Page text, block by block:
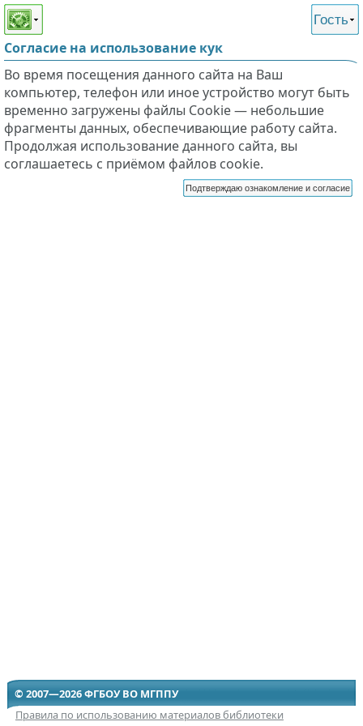
Этот сайт поддерживает
слабовидящих
Гость
Согласие на использование кук
Во время посещения данного сайта на Ваш
компьютер, телефон или иное устройство могут быть
временно загружены файлы Cookie — небольшие
фрагменты данных, обеспечивающие работу сайта.
Продолжая использование данного сайта, вы
соглашаетесь с приёмом файлов cookie.
Подтверждаю ознакомление и согласие
© 2007—2026 ФГБОУ ВО МГППУ
Правила по использованию материалов библиотеки